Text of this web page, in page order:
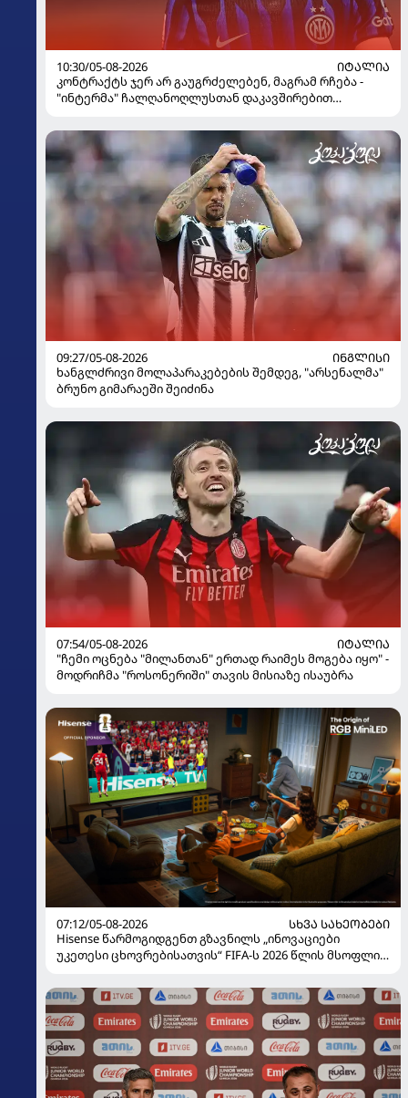
10:30/05-08-2026
ᲘᲢᲐᲚᲘᲐ
კონტრაქტს ჯერ არ გაუგრძელებენ, მაგრამ რჩება -
"ინტერმა" ჩალღანოღლუსთან დაკავშირებით
09:27/05-08-2026
ᲘᲜᲒᲚᲘᲡᲘ
ხანგლძრივი მოლაპარაკებების შემდეგ, "არსენალმა"
ბრუნო გიმარაეში შეიძინა
07:54/05-08-2026
ᲘᲢᲐᲚᲘᲐ
"ჩემი ოცნება "მილანთან" ერთად რაიმეს მოგება იყო" -
მოდრიჩმა "როსონერიში" თავის მისიაზე ისაუბრა
07:12/05-08-2026
ᲡᲮᲕᲐ ᲡᲐᲮᲔᲝᲑᲔᲑᲘ
Hisense წარმოგიდგენთ გზავნილს „ინოვაციები
უკეთესი ცხოვრებისათვის“ FIFA-ს 2026 წლის მსოფლიო